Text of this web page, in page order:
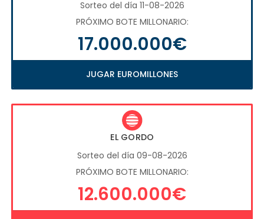
Sorteo del día 11-08-2026
PRÓXIMO BOTE MILLONARIO:
17.000.000€
JUGAR EUROMILLONES
EL GORDO
Sorteo del día 09-08-2026
PRÓXIMO BOTE MILLONARIO:
12.600.000€